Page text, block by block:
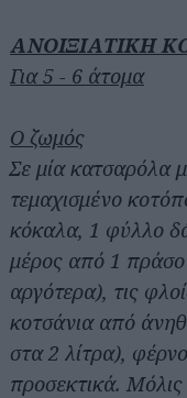
ΑΝΟΙΞΙΑΤΙΚΗ
Για 5 - 6 άτομα
Ο ζωμός
Σε μία κατσαρόλα
τεμαχισμένο
κόκαλα, 1 φύλλο
μέρος από 1
αργότερα), τις
κοτσάνια από
στα 2 λίτρα),
προσεκτικά.